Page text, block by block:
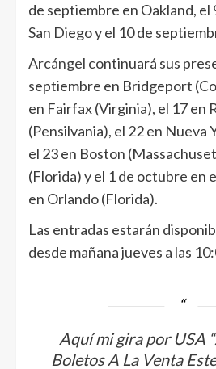
de septiembre en Oakland, el
San Diego y el 10 de
Arcángel continuará sus
septiembre en Bridgeport
en Fairfax (Virginia), el 17 en
(Pensilvania), el 22 en Nueva
el 23 en Boston
(Florida) y el 1 de octubre en
en Orlando (Florida).
Las entradas estarán
desde mañana jueves a las
Aquí mi gira por USA
Boletos A La Venta